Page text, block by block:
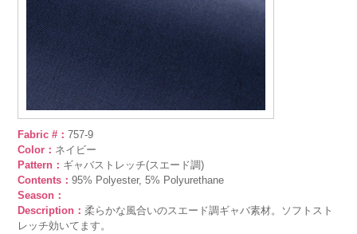
Fabric #：757-9
Color： ネイビー
Pattern： ギャバストレッチ(スエード調)
Contents：95% Polyester, 5% Polyurethane
Season：
Description：柔らかな風合いのスエード調ギャバ素材。ソフトスト
レッチ効いてます。